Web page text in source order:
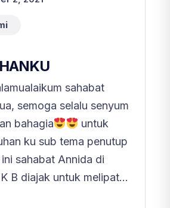
sahabat
semoga selalu senyum
bahagia
untuk
ku sub tema penutup
sahabat Annida di
B diajak untuk melipat...